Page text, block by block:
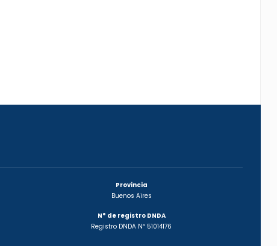
Provincia
Buenos Aires
N° de registro DNDA
Registro DNDA Nº 51014176